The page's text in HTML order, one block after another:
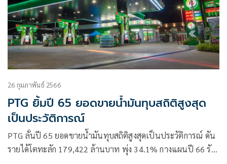
26 กุมภาพันธ์ 2566
PTG ยิ้มปี 65 ยอดขายน้ำมันทุบสถิติสูงสุด
เป็นประวัติการณ์
PTG ลั่นปี 65 ยอดขายน้ำมันทุบสถิติสูงสุดเป็นประวัติการณ์ ดัน
รายได้โตทะลัก 179,422 ล้านบาท พุ่ง 34.1% กางแผนปี 66 รับ